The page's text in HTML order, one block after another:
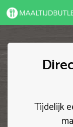
Spring
naar
Tijdelijk